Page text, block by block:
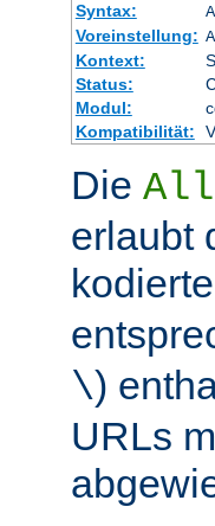
Syntax:
Voreinstellung:
Kontext:
Status:
Modul:
Kompatibilität:
Die
erlaubt
\)
URLs